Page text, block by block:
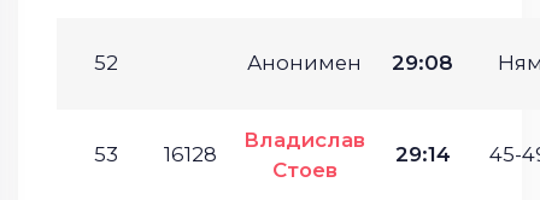
52 Анонимен 29:08
53 16128
Владислав
Стоев
29:14 45-